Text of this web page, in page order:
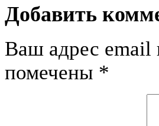
Добавить
Ваш адрес email
помечены *